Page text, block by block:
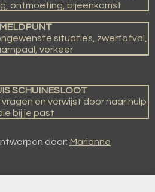
ontmoeting, bijeenkomst
MELDPUNT
situaties, zwerfafval,
verkeer
SCHUINESLOOT
en verwijst door naar hulp
bij je past
door: Marianne